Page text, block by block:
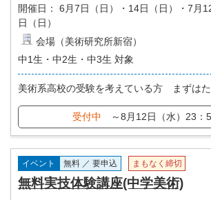
開催日：
6月7日（日）・14日（日）・7月
日（日）
会場（美術研究所新宿）
中1生・中2生・中3生 対象
美術系高校の受験を考えている方 まずはた
受付中 ～8月12日（水）23：
イベント 無料 ／ 要申込 まもなく締切
無料実技体験講座(中学美術)